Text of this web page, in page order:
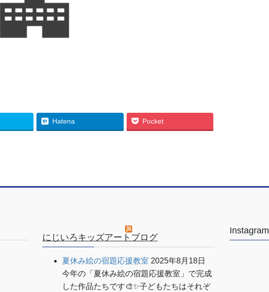
Hatena Pocket
にじいろキッズアートブログ
夏休み絵の宿題応援教室 2025年8月18日
今年の「夏休み絵の宿題応援教室」で完成
した作品たちです🎨✨子どもたちはそれぞ
Instagram